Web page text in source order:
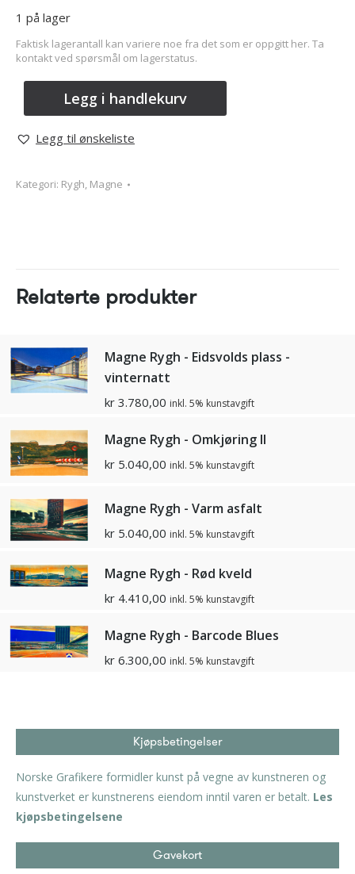
1 på lager
Faktisk lagerantall kan variere noe fra det som er oppgitt her. Ta
kontakt ved spørsmål om lagerstatus.
Legg i handlekurv
Legg til ønskeliste
Kategori: Rygh, Magne
Relaterte produkter
Magne Rygh - Eidsvolds plass -
vinternatt
kr 3.780,00 inkl. 5% kunstavgift
Magne Rygh - Omkjøring ll
kr 5.040,00 inkl. 5% kunstavgift
Magne Rygh - Varm asfalt
kr 5.040,00 inkl. 5% kunstavgift
Magne Rygh - Rød kveld
kr 4.410,00 inkl. 5% kunstavgift
Magne Rygh - Barcode Blues
kr 6.300,00 inkl. 5% kunstavgift
Kjøpsbetingelser
Norske Grafikere formidler kunst på vegne av kunstneren og
kunstverket er kunstnerens eiendom inntil varen er betalt. Les
kjøpsbetingelsene
Gavekort